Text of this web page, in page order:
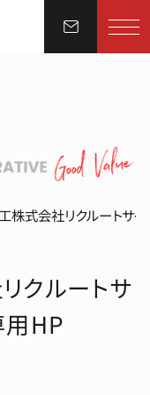
株式会社リクルートサイ
クルートサ
用HP